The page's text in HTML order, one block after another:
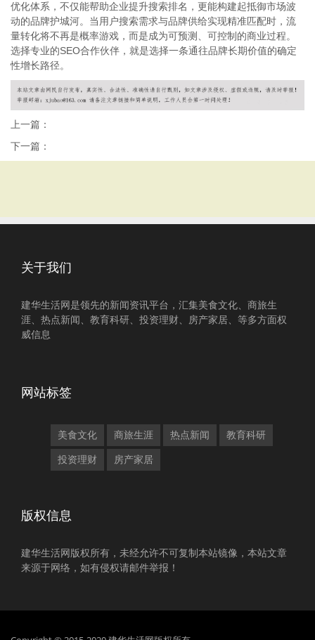
优化体系，不仅能帮助企业提升搜索排名，更能构建起抵御市场波
动的品牌护城河。当用户搜索需求与品牌供给实现精准匹配时，流
量转化将不再是概率游戏，而是成为可预测、可控制的商业过程。
选择专业的SEO合作伙伴，就是选择一条通往品牌长期价值的确定
性增长路径。
上一篇：
下一篇：
关于我们
建华生活网是领先的新闻资讯平台，汇集美食文化、商旅生
涯、热点新闻、教育科研、投资理财、房产家居、等多方面权
威信息
网站标签
美食文化 商旅生涯 热点新闻 教育科研
投资理财 房产家居
版权信息
建华生活网版权所有，未经允许不可复制本站镜像，本站文章
来源于网络，如有侵权请邮件举报！